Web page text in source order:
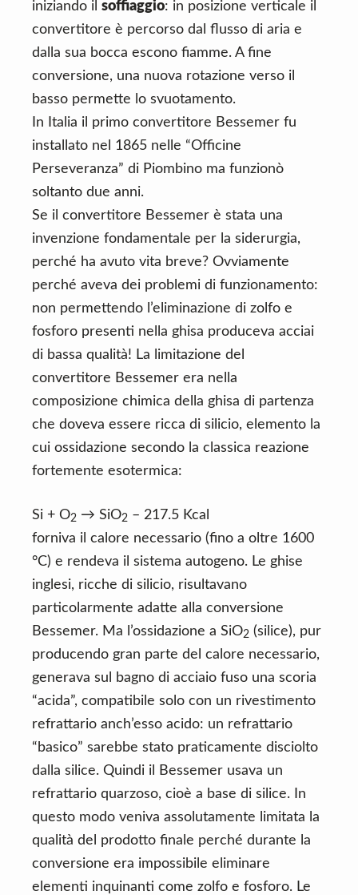
iniziando il soffiaggio: in posizione verticale il
convertitore è percorso dal flusso di aria e
dalla sua bocca escono fiamme. A fine
conversione, una nuova rotazione verso il
basso permette lo svuotamento.
In Italia il primo convertitore Bessemer fu
installato nel 1865 nelle “Officine
Perseveranza” di Piombino ma funzionò
soltanto due anni.
Se il convertitore Bessemer è stata una
invenzione fondamentale per la siderurgia,
perché ha avuto vita breve? Ovviamente
perché aveva dei problemi di funzionamento:
non permettendo l’eliminazione di zolfo e
fosforo presenti nella ghisa produceva acciai
di bassa qualità! La limitazione del
convertitore Bessemer era nella
composizione chimica della ghisa di partenza
che doveva essere ricca di silicio, elemento la
cui ossidazione secondo la classica reazione
fortemente esotermica:
Si + O2 → SiO2 – 217.5 Kcal
forniva il calore necessario (fino a oltre 1600
°C) e rendeva il sistema autogeno. Le ghise
inglesi, ricche di silicio, risultavano
particolarmente adatte alla conversione
Bessemer. Ma l’ossidazione a SiO2 (silice), pur
producendo gran parte del calore necessario,
generava sul bagno di acciaio fuso una scoria
“acida”, compatibile solo con un rivestimento
refrattario anch’esso acido: un refrattario
“basico” sarebbe stato praticamente disciolto
dalla silice. Quindi il Bessemer usava un
refrattario quarzoso, cioè a base di silice. In
questo modo veniva assolutamente limitata la
qualità del prodotto finale perché durante la
conversione era impossibile eliminare
elementi inquinanti come zolfo e fosforo. Le